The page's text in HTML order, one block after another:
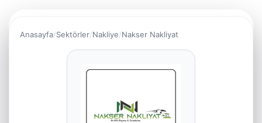
Anasayfa Sektörler Nakliye Nakser Nakliyat